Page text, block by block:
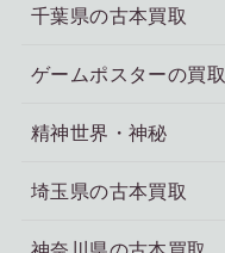
千葉県の古本買取
ゲームポスターの買取
精神世界・神秘
埼玉県の古本買取